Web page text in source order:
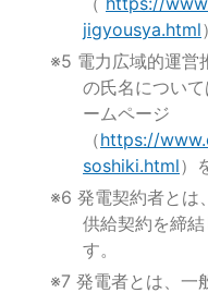
jigyousya.html
※5 電力広域的運営
の氏名につい
ームページ
（https://
soshiki.html）
※6 発電契約者とは
供給契約を締
す。
※7 発電者とは、一